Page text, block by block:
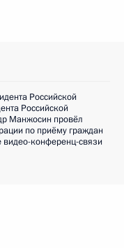
Российской
Российской
Манжосин провёл
по приёму граждан
конференц-связи